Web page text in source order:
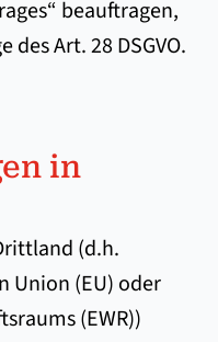
beauftragen,
des Art. 28 DSGVO.
in
(d.h.
Union (EU) oder
(EWR))